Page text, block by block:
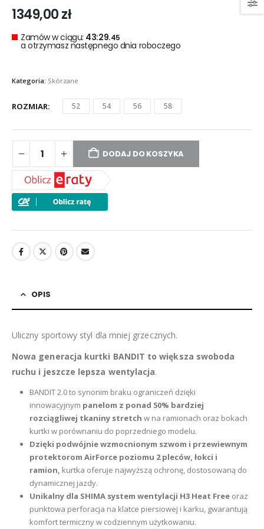
1349,00zł
Zamów w ciągu: 43:29.44
a otrzymasz następnego dnia roboczego
Kategoria: Skórzane
ROZMIAR 52 54 56 58
DODAJ DO KOSZYKA
OPIS
Uliczny sportowy styl dla mniej grzecznych.
Nowa generacja kurtki BANDIT to większa swoboda
ruchu i jeszcze lepsza wentylacja.
BANDIT 2.0 to synonim braku ograniczeń dzięki
innowacyjnym panelom z ponad 50% bardziej
rozciągliwej tkaniny stretch w na ramionach oraz bokach
kurtki w porównaniu do poprzedniego modelu.
Dzięki podwójnie wzmocnionym szwom i przewiewnym
protektorom AirForce poziomu 2 pleców, łokci i
ramion, kurtka oferuje najwyższą ochronę, dostosowaną do
dynamicznej jazdy.
Unikalny dla SHIMA system wentylacji H3 Heat Freeoraz
punktowa perforacja na klatce piersiowej i karku, gwarantują
komfort termiczny w codziennym użytkowaniu.